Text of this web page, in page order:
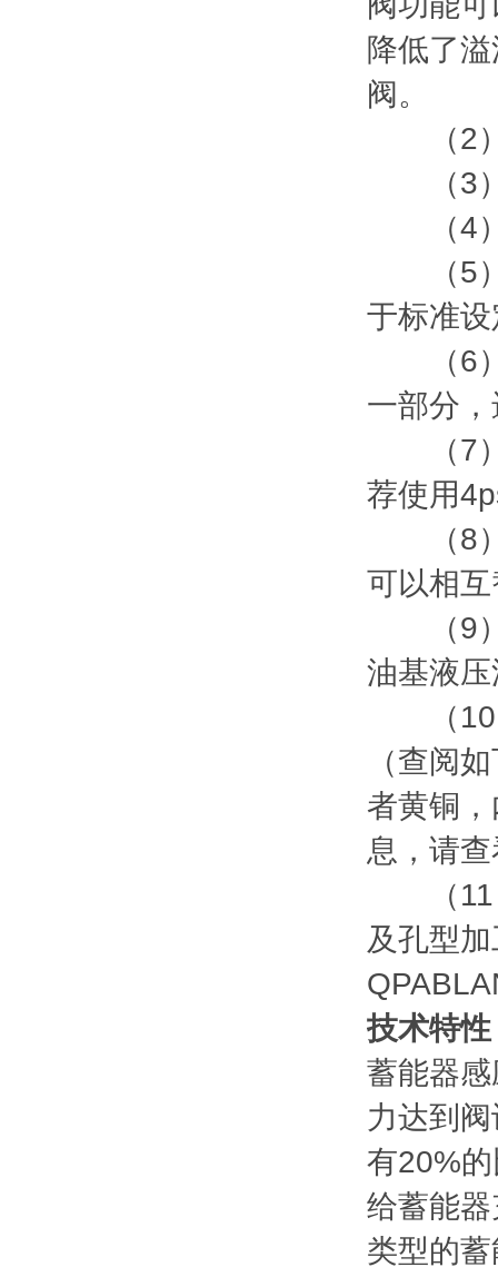
降低了
阀。
（2）
（3）
（4）
（5）
于标准
（6）
一部分
（7）
荐使用
（8）
可以相
（9）
油基液
（10）
（查阅
者黄铜
息，请
（11）
及孔型
技术特性
蓄能器
力达到
有20%
给蓄能
类型的